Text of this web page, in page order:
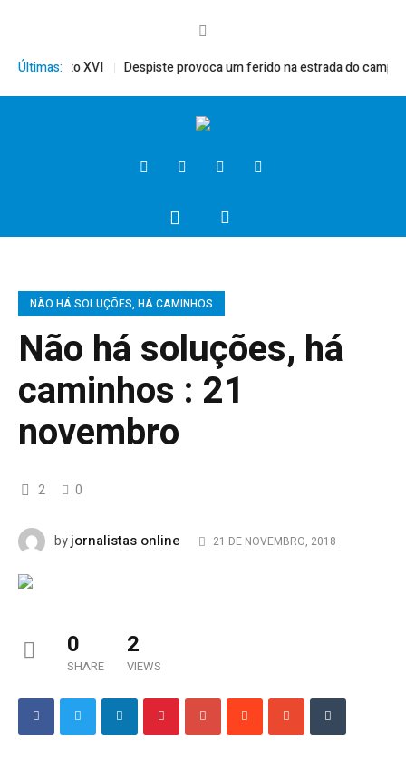
Últimas:
Bento XVI Despiste provoca um ferido na estrada do campo
NÃO HÁ SOLUÇÕES, HÁ CAMINHOS
Não há soluções, há
caminhos : 21
novembro
2 0
byjornalistas online 21 DE NOVEMBRO, 2018
0
SHARE
2
VIEWS